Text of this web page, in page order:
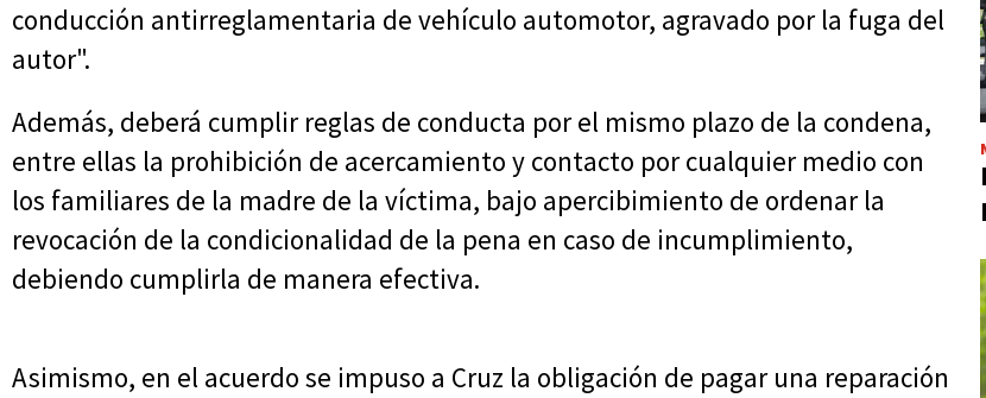
conducción antirreglamentaria de vehículo automotor, agravado por la fuga del
autor".
Además, deberá cumplir reglas de conducta por el mismo plazo de la condena,
entre ellas la prohibición de acercamiento y contacto por cualquier medio con
los familiares de la madre de la víctima, bajo apercibimiento de ordenar la
revocación de la condicionalidad de la pena en caso de incumplimiento,
debiendo cumplirla de manera efectiva.
Asimismo, en el acuerdo se impuso a Cruz la obligación de pagar una reparación